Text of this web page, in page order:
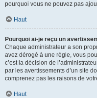
pourquoi vous ne pouvez pas
Haut
Pourquoi ai-je reçu un
Chaque administrateur a son
avez dérogé à une règle, vous
c’est la décision de
par les avertissements d’un site
comprenez pas les raisons de
Haut